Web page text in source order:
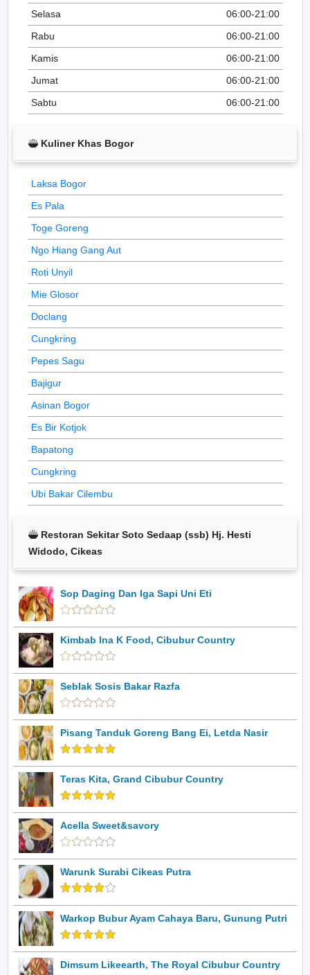
Selasa
06:00-21:00
Rabu
06:00-21:00
Kamis
06:00-21:00
Jumat
06:00-21:00
Sabtu
06:00-21:00
Kuliner Khas Bogor
Laksa Bogor
Es Pala
Toge Goreng
Ngo Hiang Gang Aut
Roti Unyil
Mie Glosor
Doclang
Cungkring
Pepes Sagu
Bajigur
Asinan Bogor
Es Bir Kotjok
Bapatong
Cungkring
Ubi Bakar Cilembu
Restoran Sekitar Soto Sedaap (ssb) Hj. Hesti
Widodo, Cikeas
Sop Daging Dan Iga Sapi Uni Eti
Kimbab Ina K Food, Cibubur Country
Seblak Sosis Bakar Razfa
Pisang Tanduk Goreng Bang Ei, Letda Nasir
Teras Kita, Grand Cibubur Country
Acella Sweet&savory
Warunk Surabi Cikeas Putra
Warkop Bubur Ayam Cahaya Baru, Gunung Putri
Dimsum Likeearth, The Royal Cibubur Country